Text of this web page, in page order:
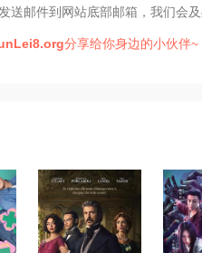
送邮件到网站底部邮箱，我们会及
分享给你身边的小伙伴~